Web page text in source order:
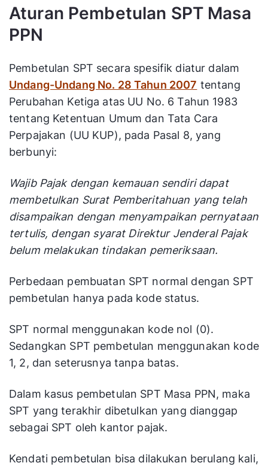
Aturan Pembetulan SPT Masa
PPN
Pembetulan SPT secara spesifik diatur dalam
Undang-Undang No. 28 Tahun 2007 tentang
Perubahan Ketiga atas UU No. 6 Tahun 1983
tentang Ketentuan Umum dan Tata Cara
Perpajakan (UU KUP), pada Pasal 8, yang
berbunyi:
Wajib Pajak dengan kemauan sendiri dapat
membetulkan Surat Pemberitahuan yang telah
disampaikan dengan menyampaikan pernyataan
tertulis, dengan syarat Direktur Jenderal Pajak
belum melakukan tindakan pemeriksaan.
Perbedaan pembuatan SPT normal dengan SPT
pembetulan hanya pada kode status.
SPT normal menggunakan kode nol (0).
Sedangkan SPT pembetulan menggunakan kode
1, 2, dan seterusnya tanpa batas.
Dalam kasus pembetulan SPT Masa PPN, maka
SPT yang terakhir dibetulkan yang dianggap
sebagai SPT oleh kantor pajak.
Kendati pembetulan bisa dilakukan berulang kali,